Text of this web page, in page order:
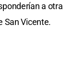
a otra
San Vicente.